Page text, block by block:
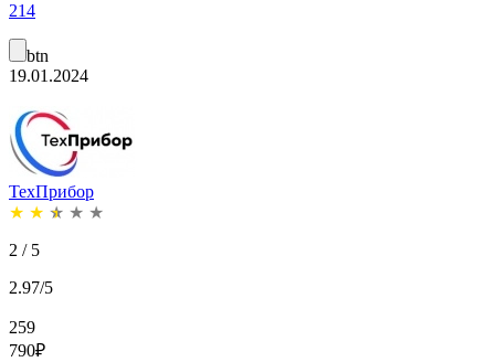
214
btn
19.01.2024
ТехПрибор
★ ★ ★ ★ ★
2 / 5
2.97/5
259
790₽